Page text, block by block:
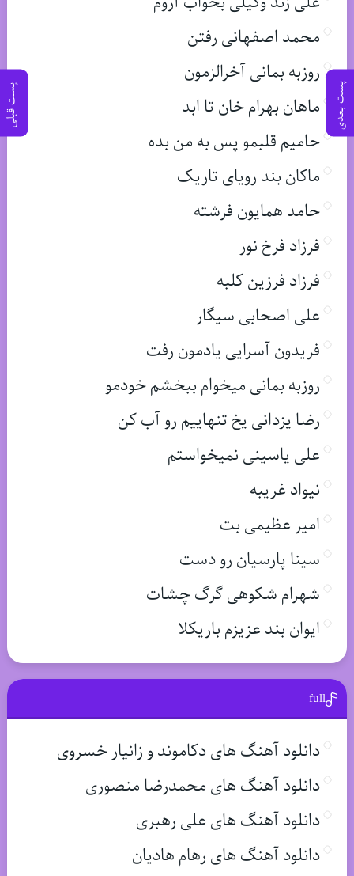
پست بعدی پست قبلی
محمد اصفهانی رفتن
روزبه بمانی آخرالزمون
ماهان بهرام خان تا ابد
حامیم قلبمو پس به من بده
ماکان بند رویای تاریک
حامد همایون فرشته
فرزاد فرخ نور
فرزاد فرزین کلبه
علی اصحابی سیگار
فریدون آسرایی یادمون رفت
روزبه بمانی میخوام ببخشم خودمو
رضا یزدانی یخ تنهاییم رو آب کن
علی یاسینی نمیخواستم
نیواد غریبه
امیر عظیمی بت
سینا پارسیان رو دست
شهرام شکوهی گرگ چشات
ایوان بند عزیزم باریکلا
full
دانلود آهنگ های دکاموند و زانیار خسروی
دانلود آهنگ های محمدرضا منصوری
دانلود آهنگ های علی رهبری
دانلود آهنگ های رهام هادیان